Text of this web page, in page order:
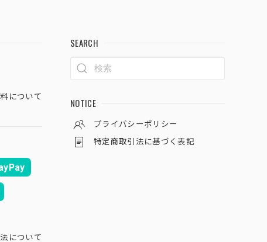
について
について
SEARCH
NOTICE
プライバシーポリシー
特定商取引法に基づく表記